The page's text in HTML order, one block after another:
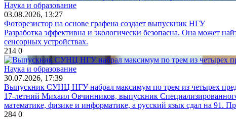
Наука и образование
03.08.2026, 13:27
Фоторезистор на основе графена создает выпускник НГУ
Разработка эффективна и экологически безопасна. Она может
сенсорных устройствах.
214 0
Наука и образование
30.07.2026, 17:39
Выпускник СУНЦ НГУ набрал максимум по трем из четырех
17-летний Михаил Овчинников, выпускник
математике, физике и информатике, а русский язык сдал на
284 0